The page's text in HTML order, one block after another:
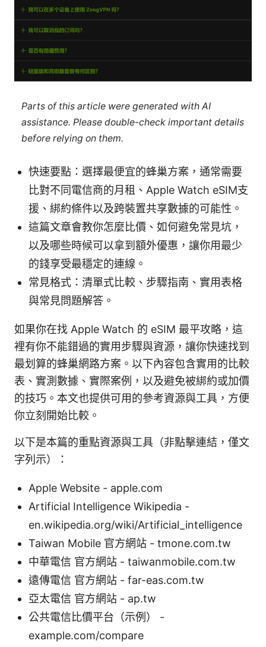
Parts of this article were generated with AI
assistance. Please double-check important details
before relying on them.
快速要點：選擇最便宜的蜂巢方案，通常需要
比對不同電信商的月租、Apple Watch eSIM支
援、綁約條件以及跨裝置共享數據的可能性。
這篇文章會教你怎麼比價、如何避免常見坑，
以及哪些時候可以拿到額外優惠，讓你用最少
的錢享受最穩定的連線。
常見格式：清單式比較、步驟指南、實用表格
與常見問題解答。
如果你在找 Apple Watch 的 eSIM 最平攻略，這
裡有你不能錯過的實用步驟與資源，讓你快速找到
最划算的蜂巢網路方案。以下內容包含實用的比較
表、實測數據、實際案例，以及避免被綁約或加價
的技巧。本文也提供可用的參考資源與工具，方便
你立刻開始比較。
以下是本篇的重點資源與工具（非點擊連結，僅文
字列示）：
Apple Website - apple.com
Artificial Intelligence Wikipedia -
en.wikipedia.org/wiki/Artificial_intelligence
Taiwan Mobile 官方網站 - tmone.com.tw
中華電信 官方網站 - taiwanmobile.com.tw
遠傳電信 官方網站 - far-eas.com.tw
亞太電信 官方網站 - ap.tw
公共電信比價平台（示例） -
example.com/compare